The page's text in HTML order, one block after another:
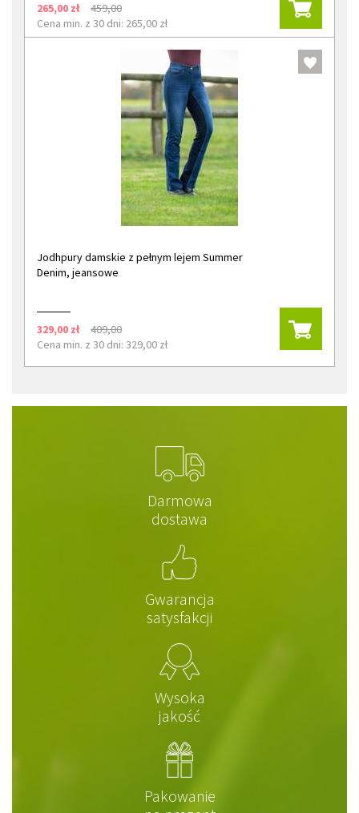
265,00 zł
459,00
Cena min. z 30 dni: 265,00 zł
Jodhpury damskie z pełnym lejem Summer
Denim, jeansowe
329,00 zł
409,00
Cena min. z 30 dni: 329,00 zł
Darmowa
dostawa
Gwarancja
satysfakcji
Wysoka
jakość
Pakowanie